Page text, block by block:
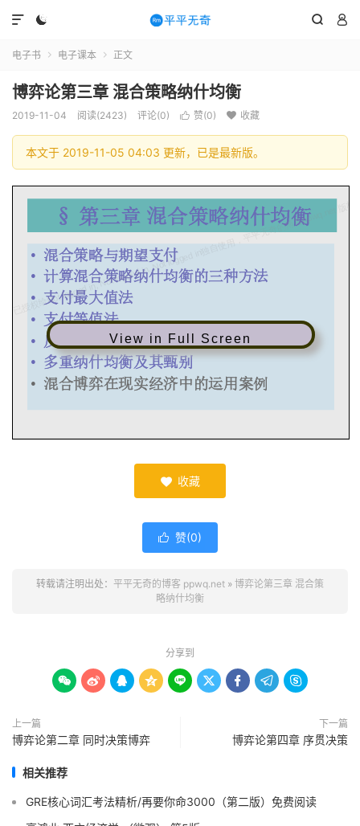
  

电子书  电子课本  正文
博弈论第三章 混合策略纳什均衡
2019-11-04 阅读(2423) 评论(0)  赞(0)  收藏
本文于 2019-11-05 04:03 更新，已是最新版。
View in Full Screen
 收藏
 赞(0)
转载请注明出处： 平平无奇的博客 ppwq.net » 博弈论第三章 混合策
略纳什均衡
分享到
        
上一篇
博弈论第二章 同时决策博弈
下一篇
博弈论第四章 序贯决策
相关推荐
GRE核心词汇考法精析/再要你命3000（第二版）免费阅读